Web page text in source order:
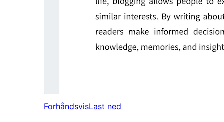
ForhåndsvisLast ned